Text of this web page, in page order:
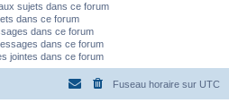
sujets dans ce forum
dans ce forum
dans ce forum
dans ce forum
jointes dans ce forum
Fuseau horaire sur UTC